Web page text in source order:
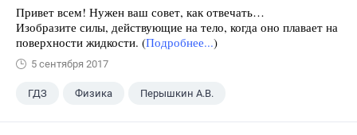
Привет всем! Нужен ваш совет, как отвечать…
Изобразите силы, действующие на тело, когда оно плавает на
поверхности жидкости. (Подробнее...)
5 сентября 2017
ГДЗ Физика Перышкин А.В.